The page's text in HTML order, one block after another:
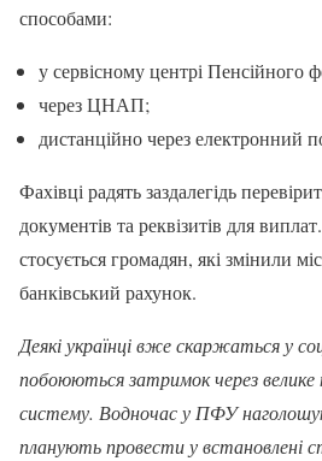
способами:
у сервісному центрі Пенсійного
через ЦНАП;
дистанційно через електронний
Фахівці радять заздалегідь
документів та реквізитів для
стосується громадян, які змінили
банківський рахунок.
Деякі українці вже скаржаться у
побоюються затримок через
систему. Водночас у ПФУ
планують провести у встановлені